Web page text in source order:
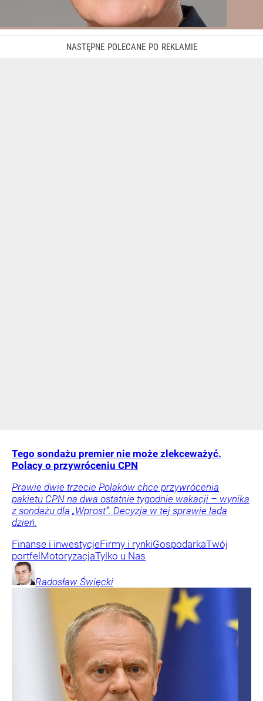
Tego sondażu premier nie może zlekceważyć.
Polacy o przywróceniu CPN
Prawie dwie trzecie Polaków chce przywrócenia
pakietu CPN na dwa ostatnie tygodnie wakacji – wynika
z sondażu dla „Wprost”. Decyzja w tej sprawie lada
dzień.
Finanse i inwestycjeFirmy i rynkiGospodarkaTwój
portfelMotoryzacjaTylko u Nas
Radosław Święcki